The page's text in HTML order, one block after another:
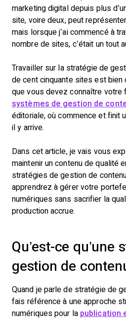
marketing digital depuis plus
site, voire deux, peut
mais lorsque j’ai commencé à
nombre de sites, c’était un tout
Travailler sur la stratégie de
de cent cinquante sites est bien
que vous devez connaître votre
systèmes de gestion de
éditoriale, où commence et finit
il y arrive.
Dans cet article, je vais vous
maintenir un contenu de qualité
stratégies de gestion de
apprendrez à gérer votre
numériques sans sacrifier la
production accrue.
Qu’est-ce qu’une
gestion de
Quand je parle de stratégie de
fais référence à une approche
numériques pour la publication